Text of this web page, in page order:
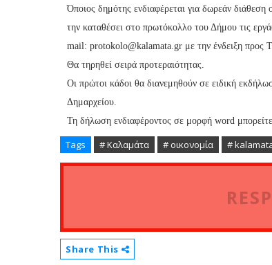
Όποιος δημότης ενδιαφέρεται για δωρεάν
την καταθέσει στο πρωτόκολλο του Δήμου τις
mail: protokolo@kalamata.gr με την ένδειξη προς
Θα τηρηθεί σειρά προτεραιότητας.
Οι πρώτοι κάδοι θα διανεμηθούν σε ειδική
Δημαρχείου.
Τη δήλωση ενδιαφέροντος σε μορφή word
Tags # Καλαμάτα # οικονομία #
Share This